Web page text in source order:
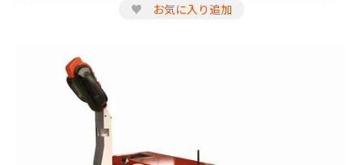
♥ お気に入り追加